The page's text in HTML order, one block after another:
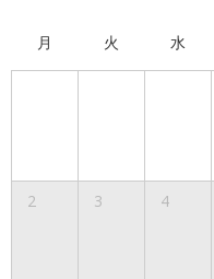
月 火 水
2 3 4